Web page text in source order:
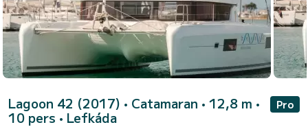
Lagoon 42 (2017) • Catamaran • 12,8 m •
10 pers • Lefkáda
Pro